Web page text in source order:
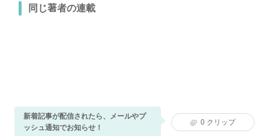
同じ著者の連載
新着記事が配信されたら、メールやプ
ッシュ通知でお知らせ！
0 クリップ